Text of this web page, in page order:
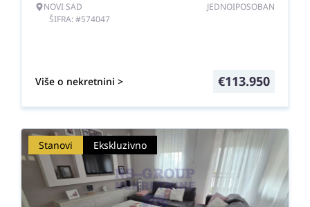
NOVI SAD
ŠIFRA: #574047
JEDNOIPOSOBAN
Više o nekretnini > €113.950
Stanovi Ekskluzivno